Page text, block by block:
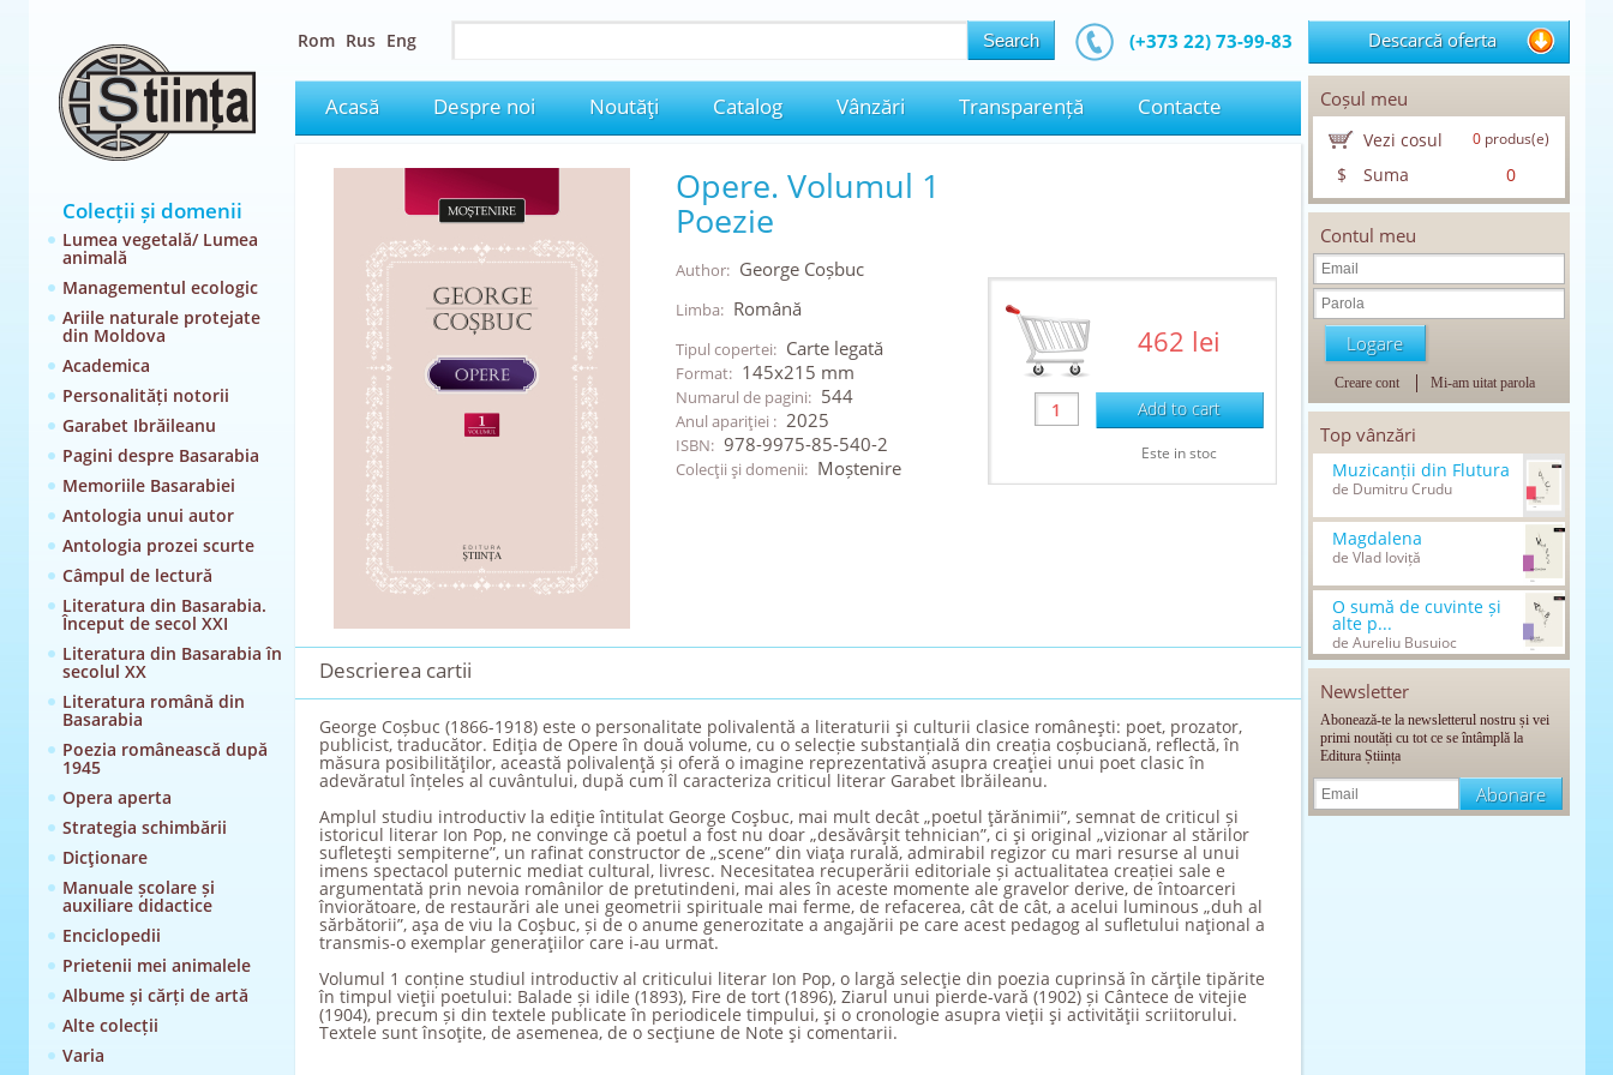
Colecții și domenii
Lumea vegetală/ Lumea
animală
Managementul ecologic
Ariile naturale protejate
din Moldova
Academica
Personalități notorii
Garabet Ibrăileanu
Pagini despre Basarabia
Memoriile Basarabiei
Antologia unui autor
Antologia prozei scurte
Câmpul de lectură
Literatura din Basarabia.
Început de secol XXI
Literatura din Basarabia în
secolul XX
Literatura română din
Basarabia
Poezia românească după
1945
Opera aperta
Strategia schimbării
Dicţionare
Manuale școlare și
auxiliare didactice
Enciclopedii
Prietenii mei animalele
Albume și cărți de artă
Alte colecții
Varia
Rom Rus Eng (+373 22) 73-99-83
Acasă Despre noi Noutăţi Catalog Vânzări Transparență Contacte
Opere. Volumul 1
Poezie
Author: George Coșbuc
Limba: Română
Tipul copertei: Carte legată
Format: 145x215 mm
Numarul de pagini: 544
Anul apariţiei : 2025
ISBN: 978-9975-85-540-2
Colecţii şi domenii: Moștenire
462 lei
Add to cart
Este in stoc
Descrierea cartii
George Coșbuc (1866-1918) este o personalitate polivalentă a literaturii şi culturii clasice româneşti: poet, prozator,
publicist, traducător. Ediţia de Opere în două volume, cu o selecție substanțială din creația coșbuciană, reflectă, în
măsura posibilităţilor, această polivalenţă și oferă o imagine reprezentativă asupra creaţiei unui poet clasic în
adevăratul înțeles al cuvântului, după cum îl caracteriza criticul literar Garabet Ibrăileanu.
Amplul studiu introductiv la ediţie întitulat George Coşbuc, mai mult decât „poetul ţărănimii”, semnat de criticul și
istoricul literar Ion Pop, ne convinge că poetul a fost nu doar „desăvârşit tehnician”, ci şi original „vizionar al stărilor
sufleteşti sempiterne”, un rafinat constructor de „scene” din viaţa rurală, admirabil regizor cu mari resurse al unui
imens spectacol puternic mediat cultural, livresc. Necesitatea recuperării editoriale și actualitatea creației sale e
argumentată prin nevoia românilor de pretutindeni, mai ales în aceste momente ale gravelor derive, de întoarceri
înviorătoare, de restaurări ale unei geometrii spirituale mai ferme, de refacerea, cât de cât, a acelui luminous „duh al
sărbătorii”, aşa de viu la Coşbuc, și de o anume generozitate a angajării pe care acest pedagog al sufletului naţional a
transmis-o exemplar generaţiilor care i-au urmat.
Volumul 1 conține studiul introductiv al criticului literar Ion Pop, o largă selecţie din poezia cuprinsă în cărţile tipărite
în timpul vieţii poetului: Balade și idile (1893), Fire de tort (1896), Ziarul unui pierde-vară (1902) și Cântece de vitejie
(1904), precum și din textele publicate în periodicele timpului, şi o cronologie asupra vieţii şi activităţii scriitorului.
Textele sunt însoţite, de asemenea, de o secţiune de Note şi comentarii.
Descarcă oferta
Coșul meu
Vezi cosul 0produs(e)
$ Suma 0
Contul meu
Creare cont Mi-am uitat parola
Top vânzări
Muzicanții din Flutura
de Dumitru Crudu
Magdalena
de Vlad Ioviță
O sumă de cuvinte și
alte p...
de Aureliu Busuioc
Newsletter
Abonează-te la newsletterul nostru și vei
primi noutăți cu tot ce se întâmplă la
Editura Știința